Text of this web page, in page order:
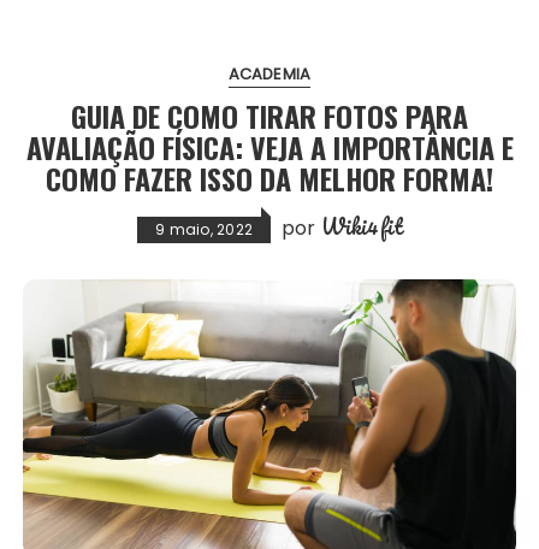
ACADEMIA
GUIA DE COMO TIRAR FOTOS PARA
AVALIAÇÃO FÍSICA: VEJA A IMPORTÂNCIA E
COMO FAZER ISSO DA MELHOR FORMA!
9 maio, 2022 por Wiki4fit